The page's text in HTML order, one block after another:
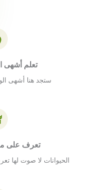
تعلم أشهى
ستجد هنا أشهى
تعرف على
الحيوانات لا صوت لها